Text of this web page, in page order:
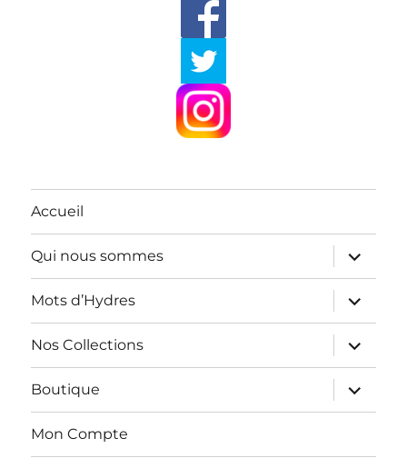
Accueil
Qui nous sommes
ouvrir
le
sous-
menu
Mots d’Hydres
ouvrir
le
sous-
menu
Nos Collections
ouvrir
le
sous-
menu
Boutique
ouvrir
le
sous-
Mon Compte